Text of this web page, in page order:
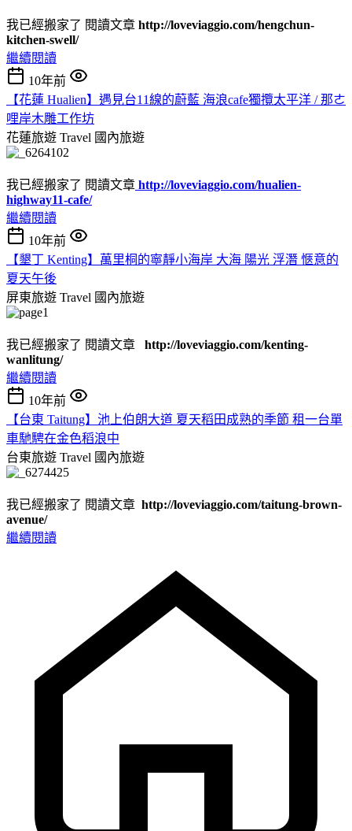
我已經搬家了 閱讀文章 http://loveviaggio.com/hengchun-
kitchen-swell/
繼續閱讀
10年前
【花蓮 Hualien】遇見台11線的蔚藍 海浪cafe獨攬太平洋 / 那ㄜ
哩岸木雕工作坊
花蓮旅遊 Travel 國內旅遊
我已經搬家了 閱讀文章 http://loveviaggio.com/hualien-
highway11-cafe/
繼續閱讀
10年前
【墾丁 Kenting】萬里桐的寧靜小海岸 大海 陽光 浮潛 愜意的
夏天午後
屏東旅遊 Travel 國內旅遊
我已經搬家了 閱讀文章 http://loveviaggio.com/kenting-
wanlitung/
繼續閱讀
10年前
【台東 Taitung】池上伯朗大道 夏天稻田成熟的季節 租一台單
車馳騁在金色稻浪中
台東旅遊 Travel 國內旅遊
我已經搬家了 閱讀文章 http://loveviaggio.com/taitung-brown-
avenue/
繼續閱讀